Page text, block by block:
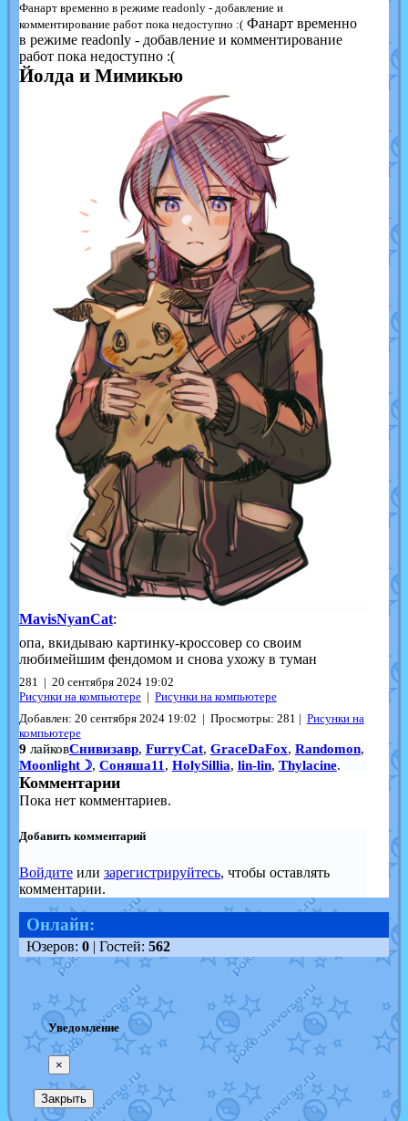
Фанарт временно в режиме readonly - добавление и
комментирование работ пока недоступно :( Фанарт временно
в режиме readonly - добавление и комментирование
работ пока недоступно :(
Йолда и Мимикью
MavisNyanCat:
опа, вкидываю картинку-кроссовер со своим
любимейшим фендомом и снова ухожу в туман
281 | 20 сентября 2024 19:02
Рисунки на компьютере | Рисунки на компьютере
Добавлен: 20 сентября 2024 19:02 | Просмотры: 281 | Рисунки на
компьютере
9 лайковСнивизавр, FurryCat, GraceDaFox, Randomon,
Moonlight☽, Соняша11 , HolySillia, lin-lin, Thylacine.
Комментарии
Пока нет комментариев.
Добавить комментарий
Войдитеили зарегистрируйтесь, чтобы оставлять
комментарии.
Онлайн:
Юзеров: 0| Гостей: 562
Уведомление
×
Закрыть